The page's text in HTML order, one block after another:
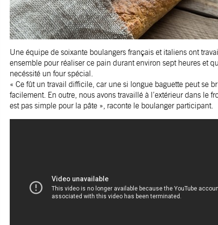
Une équipe de soixante boulangers français et italiens ont
ensemble pour réaliser ce pain durant environ sept heures et
necéssité un four spécial.
« Ce fût un travail difficile, car une si longue baguette peut se
facilement. En outre, nous avons travaillé à l’extérieur dans le
est pas simple pour la pâte », raconte le boulanger participant.